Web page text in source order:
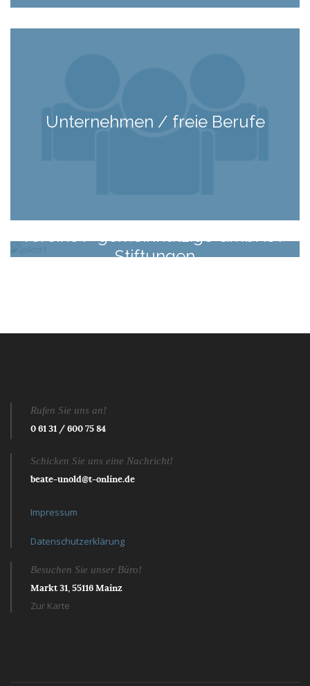
Unternehmen / freie Berufe
Vereine / gemeinnützige GmbHs /
Stiftungen
Rufen Sie uns an!
0 61 31 / 600 75 84
Schicken Sie uns eine Nachricht!
beate-unold@t-online.de
Impressum
Datenschutzerklärung
Besuchen Sie unser Büro!
Markt 31, 55116 Mainz
Zur Karte